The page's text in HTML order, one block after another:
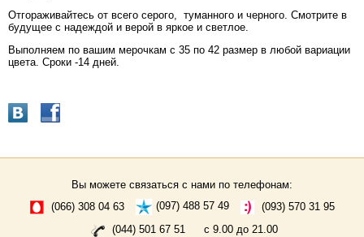
Отгораживайтесь от всего серого, туманного и черного. Смотрите в
будущее с надеждой и верой в яркое и светлое.
Выполняем по вашим мерочкам с 35 по 42 размер в любой вариации
цвета. Сроки -14 дней.
Вы можете связаться с нами по телефонам:
(066) 308 04 63
(097) 488 57 49
(093) 570 31 95
(044) 501 67 51
с 9.00 до 21.00